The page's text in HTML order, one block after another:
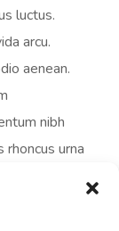
luctus.
arcu.
aenean.
nibh
urna